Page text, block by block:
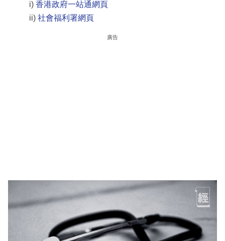
i) 香港政府一站通網頁
ii) 社會福利署網頁
廣告